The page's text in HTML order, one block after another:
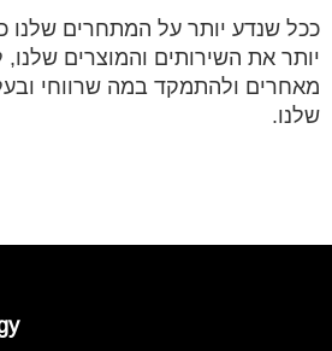
ככל שנדע יותר על המתחרים שלנו
יותר את השירותים והמוצרים
מאחרים ולהתמקד במה שרווחי
שלנו.